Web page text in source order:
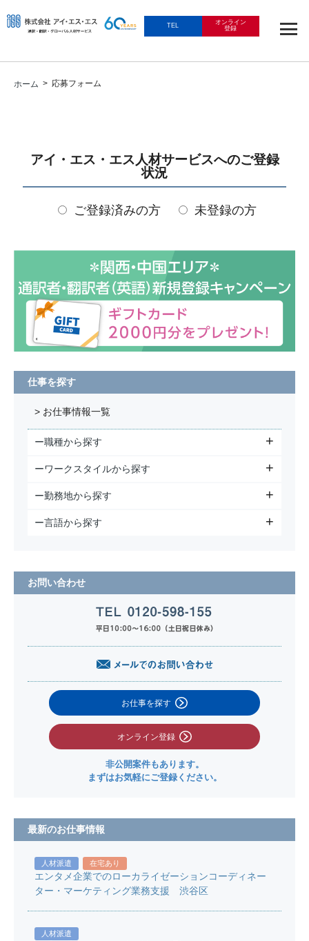
TEL
オンライン
登録
ホーム > 応募フォーム
アイ・エス・エス人材サービスへのご登録
状況
ご登録済みの方 未登録の方
仕事を探す
> お仕事情報一覧
ー職種から探す
ーワークスタイルから探す
ー勤務地から探す
ー言語から探す
お問い合わせ
お仕事を探す
オンライン登録
非公開案件もあります。
まずはお気軽にご登録ください。
最新のお仕事情報
人材派遣 在宅あり
エンタメ企業でのローカライゼーションコーディネー
ター・マーケティング業務支援 渋谷区
人材派遣